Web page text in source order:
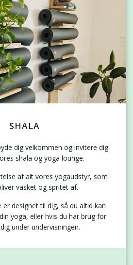
SHALA
dig velkommen og invitere dig
shala og yoga lounge.
af alt vores yogaudstyr, som
vasket og spritet af.
er designet til dig, så du altid kan
yoga, eller hvis du har brug for
under undervisningen.